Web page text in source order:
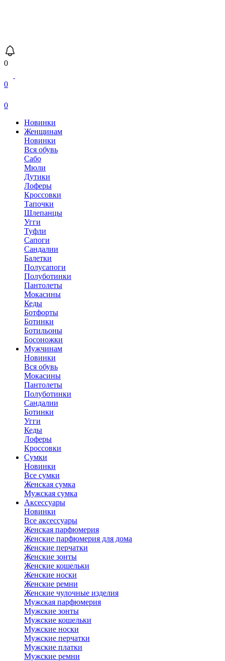
0
0
0
Новинки
Женщинам
Новинки
Вся обувь
Сабо
Мюли
Дутики
Лоферы
Кроссовки
Тапочки
Шлепанцы
Угги
Туфли
Сапоги
Сандалии
Балетки
Полусапоги
Полуботинки
Пантолеты
Мокасины
Кеды
Ботфорты
Ботинки
Ботильоны
Босоножки
Мужчинам
Новинки
Вся обувь
Мокасины
Пантолеты
Полуботинки
Сандалии
Ботинки
Угги
Кеды
Лоферы
Кроссовки
Сумки
Новинки
Все сумки
Женская сумка
Мужская сумка
Аксессуары
Новинки
Все аксессуары
Женская парфюмерия
Женские парфюмерия для дома
Женские перчатки
Женские зонты
Женские кошельки
Женские носки
Женские ремни
Женские чулочные изделия
Мужская парфюмерия
Мужские зонты
Мужские кошельки
Мужские носки
Мужские перчатки
Мужские платки
Мужские ремни